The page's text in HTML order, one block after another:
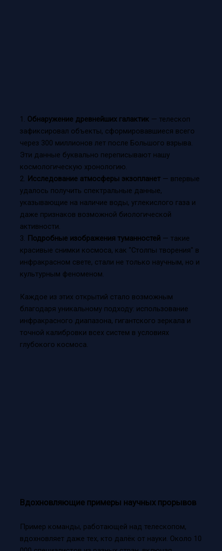
1. Обнаружение древнейших галактик— телескоп
зафиксировал объекты, сформировавшиеся всего
через 300 миллионов лет после Большого взрыва.
Эти данные буквально переписывают нашу
космологическую хронологию.
2. Исследование атмосферы экзопланет— впервые
удалось получить спектральные данные,
указывающие на наличие воды, углекислого газа и
даже признаков возможной биологической
активности.
3. Подробные изображения туманностей— такие
красивые снимки космоса, как "Столпы творения" в
инфракрасном свете, стали не только научным, но и
культурным феноменом.
Каждое из этих открытий стало возможным
благодаря уникальному подходу: использование
инфракрасного диапазона, гигантского зеркала и
точной калибровки всех систем в условиях
глубокого космоса.
Вдохновляющие примеры научных прорывов
Пример команды, работающей над телескопом,
вдохновляет даже тех, кто далёк от науки. Около 10